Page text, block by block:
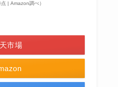
| Amazon調べ）
市場